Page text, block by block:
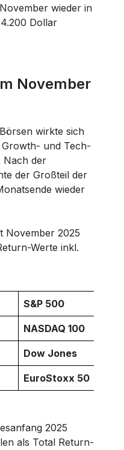
wieder in
Dollar
November
wirkte sich
und Tech-
Nach der
der Großteil der
wieder
November 2025
Werte inkl.
S&P 500
NASDAQ 100
Dow Jones
EuroStoxx 50
2025
als Total Return-